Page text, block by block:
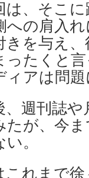
は、そこ
への肩入
きを与え
ったくと
ィアは問題
、週刊誌
たが、今
。
これまで